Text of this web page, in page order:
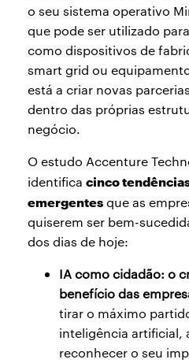
o seu sistema operativo
que pode ser utilizado
como dispositivos de
smart grid ou
está a criar novas
dentro das próprias
negócio.
O estudo Accenture
identifica cinco
emergentesque as
quiserem ser bem-
dos dias de hoje:
IA como cidadão: o
benefício das
tirar o máximo
inteligência artificial,
reconhecer o seu